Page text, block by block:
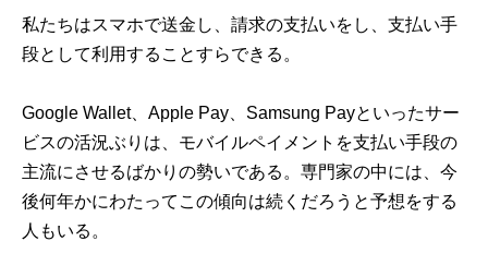
私たちはスマホで送金し、請求の支払いをし、支払い手
段として利用することすらできる。
Google Wallet、Apple Pay、Samsung Payといったサー
ビスの活況ぶりは、モバイルペイメントを支払い手段の
主流にさせるばかりの勢いである。専門家の中には、今
後何年かにわたってこの傾向は続くだろうと予想をする
人もいる。